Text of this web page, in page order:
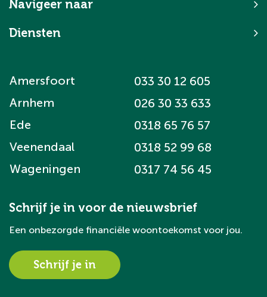
Navigeer naar
Diensten
Amersfoort
033 30 12 605
Arnhem
026 30 33 633
Ede
0318 65 76 57
Veenendaal
0318 52 99 68
Wageningen
0317 74 56 45
Schrijf je in voor de nieuwsbrief
Een onbezorgde financiële woontoekomst voor jou.
Schrijf je in